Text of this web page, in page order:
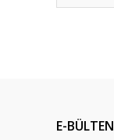
E-BÜLTEN